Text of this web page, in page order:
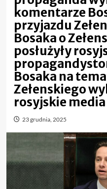
komentarze
przyjazdu
Bosaka o
posłużyły
Bosaka na
Zełenskiego
rosyjskie
23 grudnia, 2025